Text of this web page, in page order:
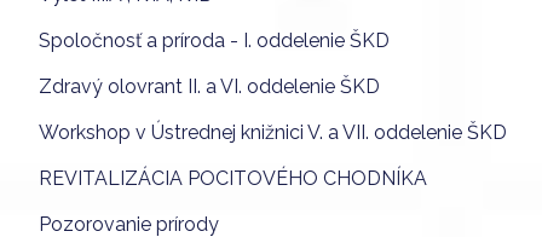
Spoločnosť a príroda - I. oddelenie ŠKD
Zdravý olovrant II. a VI. oddelenie ŠKD
Workshop v Ústrednej knižnici V. a VII. oddelenie ŠKD
REVITALIZÁCIA POCITOVÉHO CHODNÍKA
Pozorovanie prírody